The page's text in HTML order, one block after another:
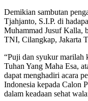
Demikian sambutan
Tjahjanto, S.I.P. di
Muhammad Jusuf Kalla,
TNI, Cilangkap, Jakarta
“Puji dan syukur marilah
Tuhan Yang Maha Esa,
dapat menghadiri acara
Indonesia kepada Calon
dalam keadaan sehat